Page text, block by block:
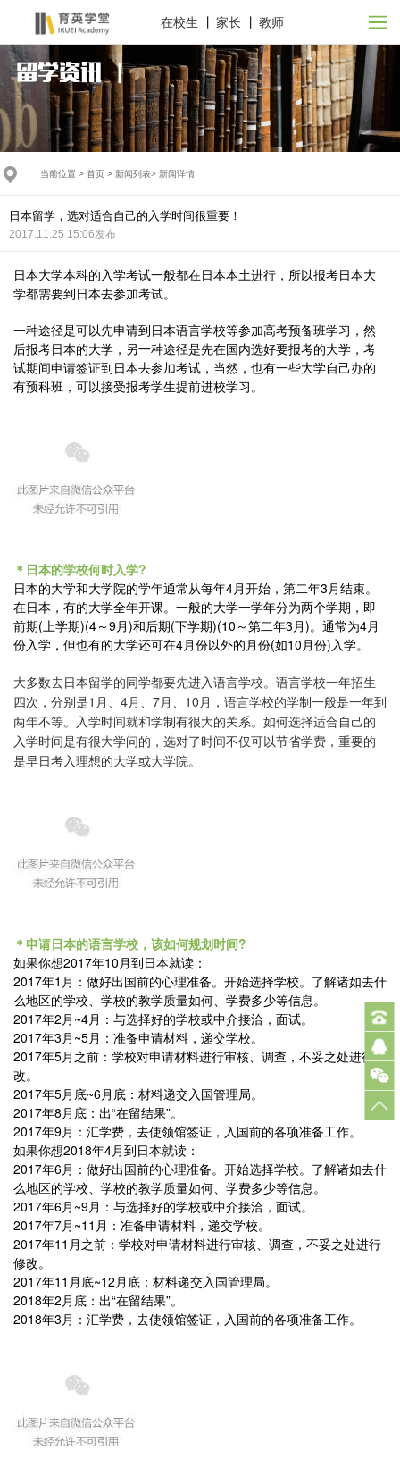
在校生 家长 教师
当前位置 > 首页> 新闻列表> 新闻详情
日本留学，选对适合自己的入学时间很重要！
2017.11.25 15:06发布
日本大学本科的入学考试一般都在日本本土进行，所以报考日本大
学都需要到日本去参加考试。
一种途径是可以先申请到日本语言学校等参加高考预备班学习，然
后报考日本的大学，另一种途径是先在国内选好要报考的大学，考
试期间申请签证到日本去参加考试，当然，也有一些大学自己办的
有预科班，可以接受报考学生提前进校学习。
＊日本的学校何时入学?
日本的大学和大学院的学年通常从每年4月开始，第二年3月结束。
在日本，有的大学全年开课。一般的大学一学年分为两个学期，即
前期(上学期)(4～9月)和后期(下学期)(10～第二年3月)。通常为4月
份入学，但也有的大学还可在4月份以外的月份(如10月份)入学。
大多数去日本留学的同学都要先进入语言学校。语言学校一年招生
四次，分别是1月、4月、7月、10月，语言学校的学制一般是一年到
两年不等。入学时间就和学制有很大的关系。如何选择适合自己的
入学时间是有很大学问的，选对了时间不仅可以节省学费，重要的
是早日考入理想的大学或大学院。
＊申请日本的语言学校，该如何规划时间?
如果你想2017年10月到日本就读：
2017年1月：做好出国前的心理准备。开始选择学校。了解诸如去什
么地区的学校、学校的教学质量如何、学费多少等信息。
2017年2月~4月：与选择好的学校或中介接洽，面试。
2017年3月~5月：准备申请材料，递交学校。
2017年5月之前：学校对申请材料进行审核、调查，不妥之处进行修
改。
2017年5月底~6月底：材料递交入国管理局。
2017年8月底：出“在留结果”。
2017年9月：汇学费，去使领馆签证，入国前的各项准备工作。
如果你想2018年4月到日本就读：
2017年6月：做好出国前的心理准备。开始选择学校。了解诸如去什
么地区的学校、学校的教学质量如何、学费多少等信息。
2017年6月~9月：与选择好的学校或中介接洽，面试。
2017年7月~11月：准备申请材料，递交学校。
2017年11月之前：学校对申请材料进行审核、调查，不妥之处进行
修改。
2017年11月底~12月底：材料递交入国管理局。
2018年2月底：出“在留结果”。
2018年3月：汇学费，去使领馆签证，入国前的各项准备工作。
电
：
0
3
3
8